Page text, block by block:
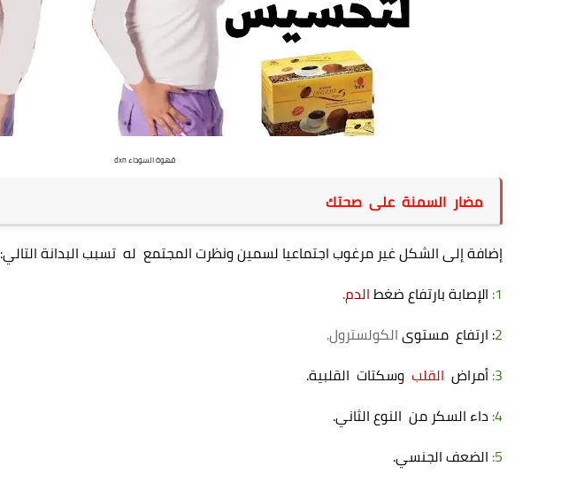
قهوة السوداء dxn
مضار السمنة على صحتك
إضافة إلى الشكل غير مرغوب اجتماعيا لسمين ونظرت المجتمع له تسبب البدانة التالي:
1: الإصابة بارتفاع ضغطالدم.
2: ارتفاع مستوىالكولسترول.
3: أمراض القلب وسكتات القلبية.
4: داءالسكر من النوع الثاني.
5: الضعف الجنسي.